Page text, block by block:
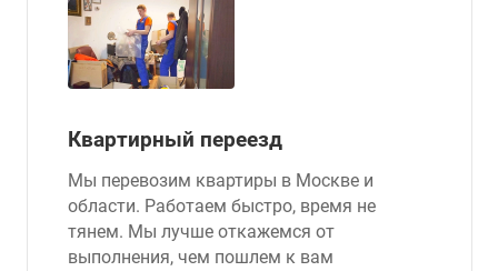
Квартирный переезд
Мы перевозим квартиры в Москве и
области. Работаем быстро, время не
тянем. Мы лучше откажемся от
выполнения, чем пошлем к вам